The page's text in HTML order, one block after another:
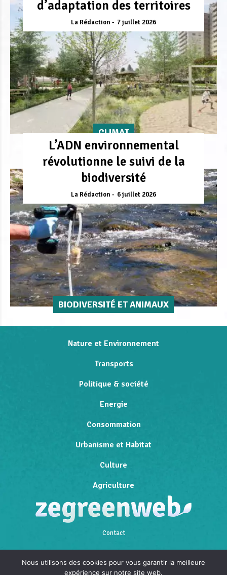
d’adaptation des territoires
La Rédaction 7 juillet 2026
CLIMAT
L’ADN environnemental
révolutionne le suivi de la
biodiversité
La Rédaction 6 juillet 2026
BIODIVERSITÉ ET ANIMAUX
Nature et Environnement
Transports
Politique & société
Energie
Consommation
Urbanisme et Habitat
Culture
Agriculture
Contact
Mentions légales
Nous utilisons des cookies pour vous garantir la meilleure
expérience sur notre site web.